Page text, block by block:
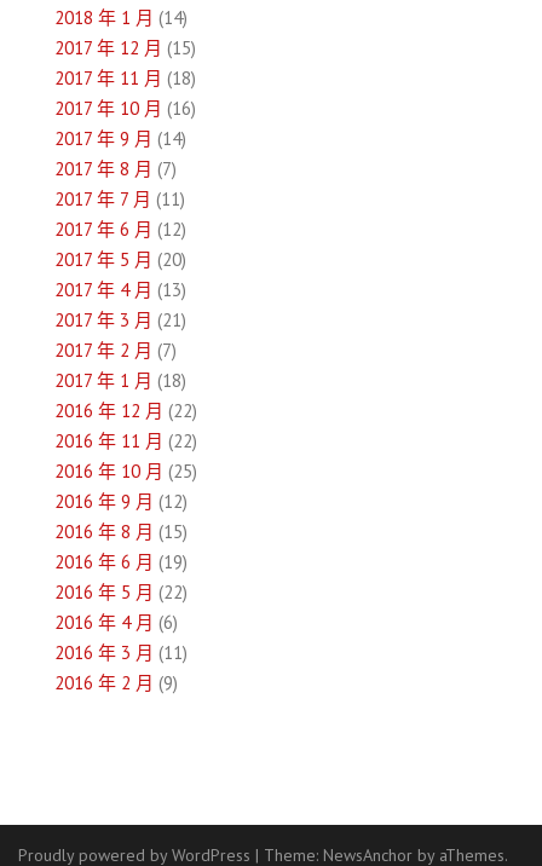
2018 年 1 月 (14)
2017 年 12 月 (15)
2017 年 11 月 (18)
2017 年 10 月 (16)
2017 年 9 月 (14)
2017 年 8 月 (7)
2017 年 7 月 (11)
2017 年 6 月 (12)
2017 年 5 月 (20)
2017 年 4 月 (13)
2017 年 3 月 (21)
2017 年 2 月 (7)
2017 年 1 月 (18)
2016 年 12 月 (22)
2016 年 11 月 (22)
2016 年 10 月 (25)
2016 年 9 月 (12)
2016 年 8 月 (15)
2016 年 6 月 (19)
2016 年 5 月 (22)
2016 年 4 月 (6)
2016 年 3 月 (11)
2016 年 2 月 (9)
Proudly powered by WordPress | Theme: NewsAnchor by aThemes.